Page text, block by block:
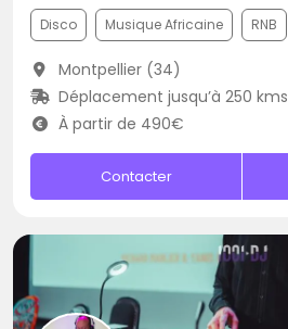
Disco Musique Africaine RNB
Montpellier (34)
Déplacement jusqu’à 250 kms
À partir de 490€
Contacter